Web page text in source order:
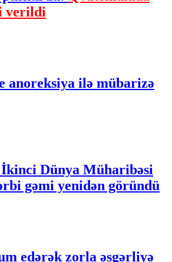
verildi
anoreksiya ilə mübarizə
Dünya Müharibəsi
gəmi yenidən göründü
edərək zorla əsgərliyə